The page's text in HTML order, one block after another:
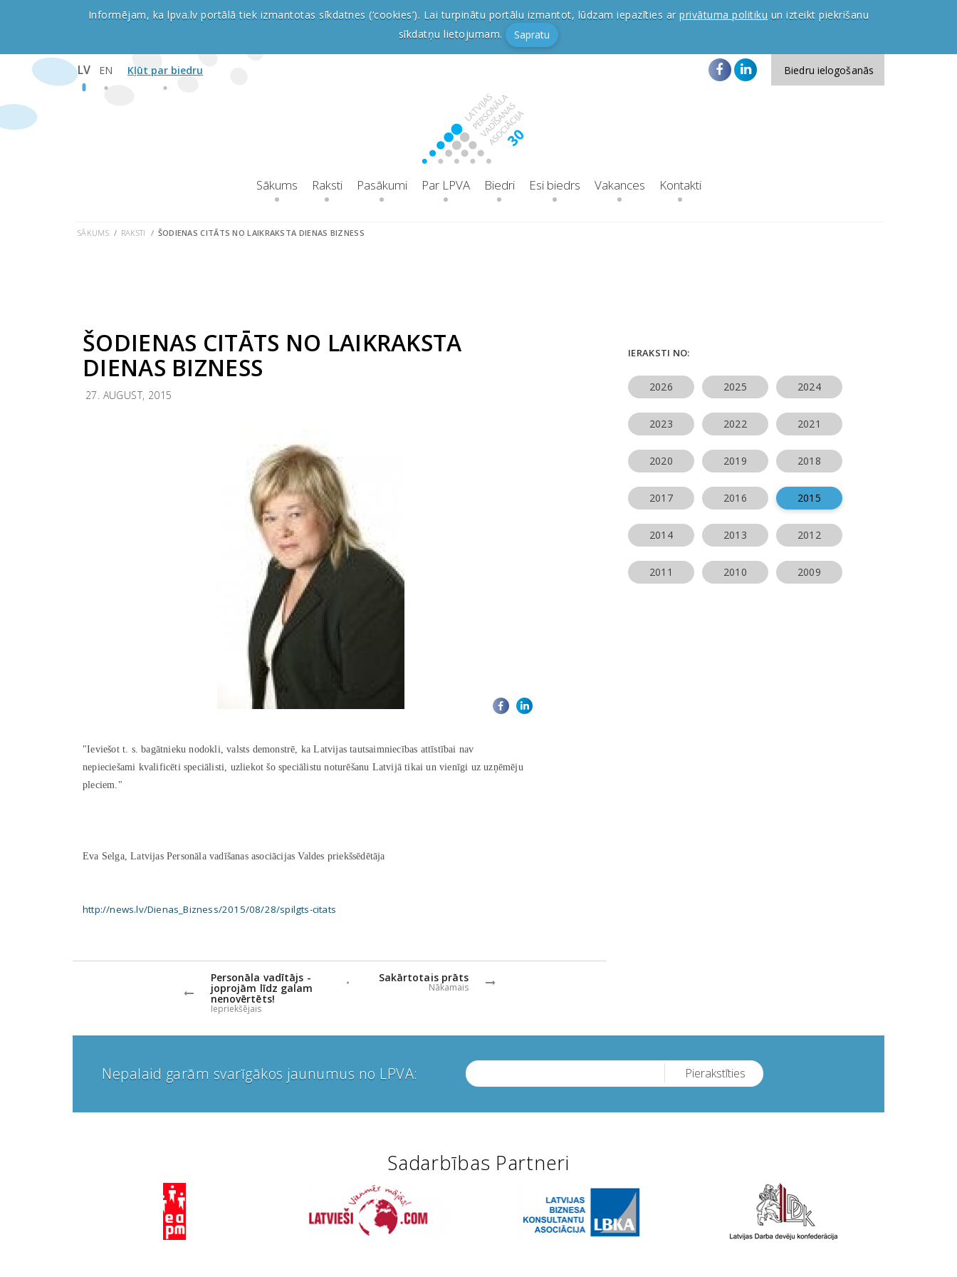
Informējam, ka lpva.lv portālā tiek izmantotas sīkdatnes (‘cookies’). Lai turpinātu portālu izmantot, lūdzam iepazīties arprivātuma politiku un izteikt piekrišanu
sīkdatņu lietojumam.
Sapratu
LV EN Kļūt par biedru Biedru ielogošanās
Sākums Raksti Pasākumi Par LPVA Biedri Esi biedrs Vakances Kontakti
SĀKUMS RAKSTI ŠODIENAS CITĀTS NO LAIKRAKSTA DIENAS BIZNESS
ŠODIENAS CITĀTS NO LAIKRAKSTA
DIENAS BIZNESS
27. AUGUST, 2015
"Ieviešot t. s. bagātnieku nodokli, valsts demonstrē, ka Latvijas tautsaimniecības attīstībai nav
nepieciešami kvalificēti speciālisti, uzliekot šo speciālistu noturēšanu Latvijā tikai un vienīgi uz uzņēmēju
pleciem."
Eva Selga, Latvijas Personāla vadīšanas asociācijas Valdes priekšsēdētāja
http://news.lv/Dienas_Bizness/2015/08/28/spilgts-citats
Personāla vadītājs -
joprojām līdz galam
nenovērtēts!
Iepriekšējais
Sakārtotais prāts
Nākamais
IERAKSTI NO:
2026 2025 2024
2023 2022 2021
2020 2019 2018
2017 2016 2015
2014 2013 2012
2011 2010 2009
Nepalaid garām svarīgākos jaunumus no LPVA: Pierakstīties
Sadarbības Partneri